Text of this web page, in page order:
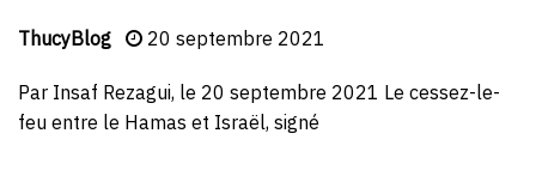
ThucyBlog 20 septembre 2021
Par Insaf Rezagui, le 20 septembre 2021 Le cessez-le-
feu entre le Hamas et Israël, signé